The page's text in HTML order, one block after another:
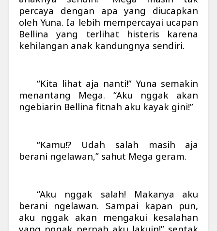
percaya dengan apa yang diucapkan
oleh Yuna. Ia lebih mempercayai ucapan
Bellina yang terlihat histeris karena
kehilangan anak kandungnya sendiri.
“Kita lihat aja nanti!” Yuna semakin
menantang Mega. “Aku nggak akan
ngebiarin Bellina fitnah aku kayak gini!”
“Kamu!? Udah salah masih aja
berani ngelawan,” sahut Mega geram.
“Aku nggak salah! Makanya aku
berani ngelawan. Sampai kapan pun,
aku nggak akan mengakui kesalahan